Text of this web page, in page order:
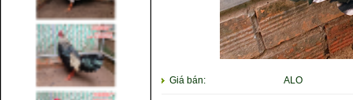
Giá bán: ALO